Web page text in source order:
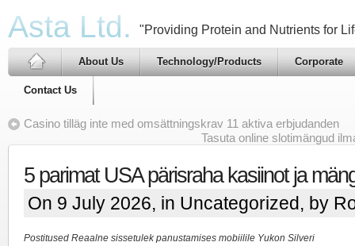
Asta Ltd. "Providing Protein and Nutrients for
About Us Technology/Products Corporate
Contact Us
Casino tilläg inte med omsättningskrav 11 aktiva erbjudanden
Tasuta online slotimängud
5 parimat USA pärisraha kasiinot ja
On 9 July 2026, in Uncategorized, by
Postitused Reaalne sissetulek panustamises mobiilile Yukon Silveri